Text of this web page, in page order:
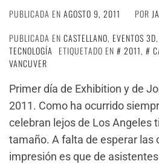
PUBLICADA EN AGOSTO 9, 2011 POR
PUBLICADA EN CASTELLANO, EVENTOS 3D,
TECNOLOGÍA
ETIQUETADO EN 2011,
VANCUVER
Primer día de Exhibition y de
2011. Como ha ocurrido
celebran lejos de Los Angeles
tamaño. A falta de esperar las
impresión es que de